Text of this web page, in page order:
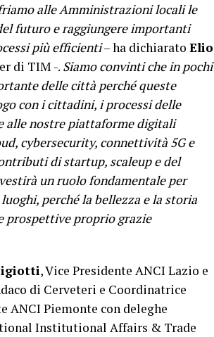
alle Amministrazioni locali le
futuro e raggiungere importanti
più efficienti– ha dichiarato Elio
di TIM -. Siamo convinti che in pochi
delle città perché queste
con i cittadini, i processi delle
alle nostre piattaforme digitali
cybersecurity, connettività 5G e
di startup, scaleup e del
un ruolo fondamentale per
perché la bellezza e la storia
prospettive proprio grazie
, Vice Presidente ANCI Lazio e
di Cerveteri e Coordinatrice
ANCI Piemonte con deleghe
Institutional Affairs & Trade